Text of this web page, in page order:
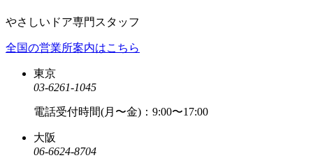
やさしいドア専門スタッフ
全国の営業所案内はこちら
東京
03-6261-1045
電話受付時間(月〜金)：9:00〜17:00
大阪
06-6624-8704